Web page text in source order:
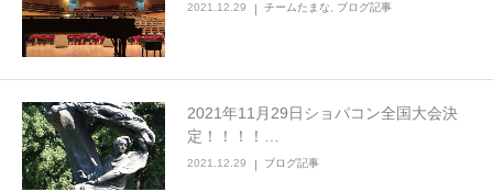
2021.12.29 チームたまな ブログ記事
2021年11月29日ショパコン全国大会決
定！！！！…
2021.12.29 ブログ記事